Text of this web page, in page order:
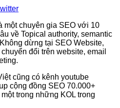
một chuyên gia SEO với 10
về Topical authority, semantic
dừng tại SEO Website,
đổi trên website, email
cũng có kênh youtube
cộng đồng SEO 70.000+
trong những KOL trong